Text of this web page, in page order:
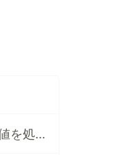
Kotlin 基礎 Part 1 -- !! や ?: と ?.let で Nullable な値を処理する